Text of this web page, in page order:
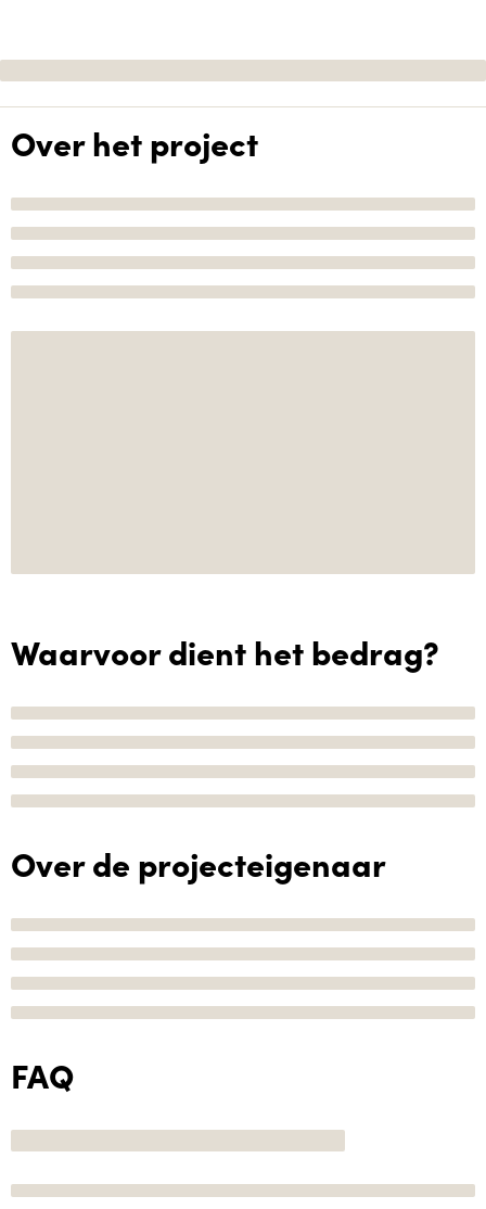
Over het project
Waarvoor dient het bedrag?
Over de projecteigenaar
FAQ